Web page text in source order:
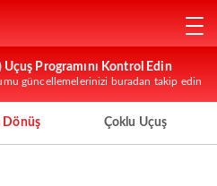
Programını Kontrol Edin
güncellemelerinizi buradan takip edin
Dönüş Çoklu Uçuş